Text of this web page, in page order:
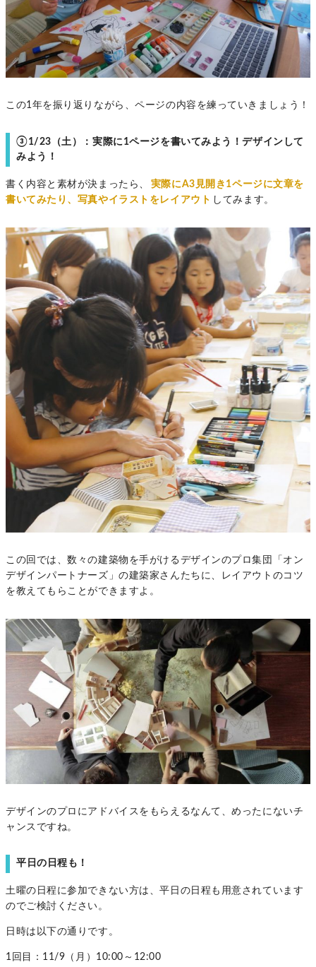
この1年を振り返りながら、ページの内容を練っていきましょう！
③1/23（土）：実際に1ページを書いてみよう！デザインして
みよう！
書く内容と素材が決まったら、
実際にA3見開き1ページに文章を
書いてみたり、写真やイラストをレイアウト してみます。
この回では、数々の建築物を手がけるデザインのプロ集団「オン
デザインパートナーズ」の建築家さんたちに、レイアウトのコツ
を教えてもらことができますよ。
デザインのプロにアドバイスをもらえるなんて、めったにないチ
ャンスですね。
平日の日程も！
土曜の日程に参加できない方は、平日の日程も用意されています
のでご検討ください。
日時は以下の通りです。
1回目：11/9（月）10:00～12:00